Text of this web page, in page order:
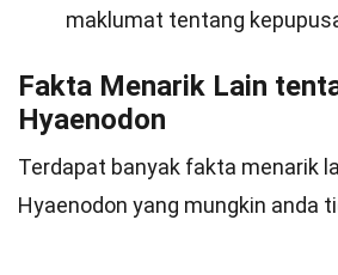
maklumat tentang
Fakta Menarik Lain
Hyaenodon
Terdapat banyak fakta menarik
Hyaenodon yang mungkin anda